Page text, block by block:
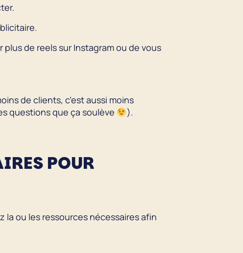
plus de reels sur Instagram ou de vous
de clients, c’est aussi moins
questions que ça soulève
).
POUR
la ou les ressources nécessaires afin